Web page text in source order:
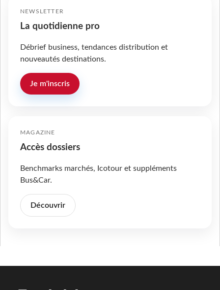
NEWSLETTER
La quotidienne pro
Débrief business, tendances distribution et
nouveautés destinations.
Je m'inscris
MAGAZINE
Accès dossiers
Benchmarks marchés, Icotour et suppléments
Bus&Car.
Découvrir